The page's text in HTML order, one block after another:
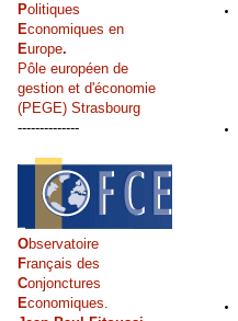
Politiques
Economiques en
Europe.
Pôle européen de
gestion et d'économie
(PEGE) Strasbourg
--------------
Observatoire
Français des
Conjonctures
Economiques.